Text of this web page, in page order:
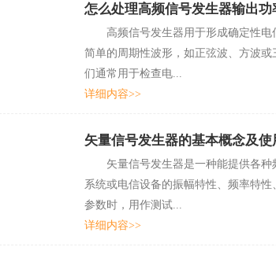
怎么处理高频信号发生器输出功率
高频信号发生器用于形成确定性电信号
简单的周期性波形，如正弦波、方波
们通常用于检查电...
详细内容>>
矢量信号发生器的基本概念及使
矢量信号发生器是一种能提供各种频率
系统或电信设备的振幅特性、频率特
参数时，用作测试...
详细内容>>